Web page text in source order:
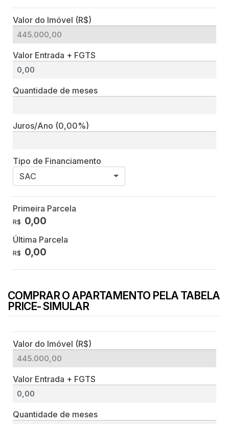
Valor do Imóvel (R$)
Valor Entrada + FGTS
Quantidade de meses
Juros/Ano (0,00%)
Tipo de Financiamento
SAC
Primeira Parcela
R$ 0,00
Última Parcela
R$ 0,00
COMPRAR O APARTAMENTO PELA TABELA
PRICE- SIMULAR
Valor do Imóvel (R$)
Valor Entrada + FGTS
Quantidade de meses